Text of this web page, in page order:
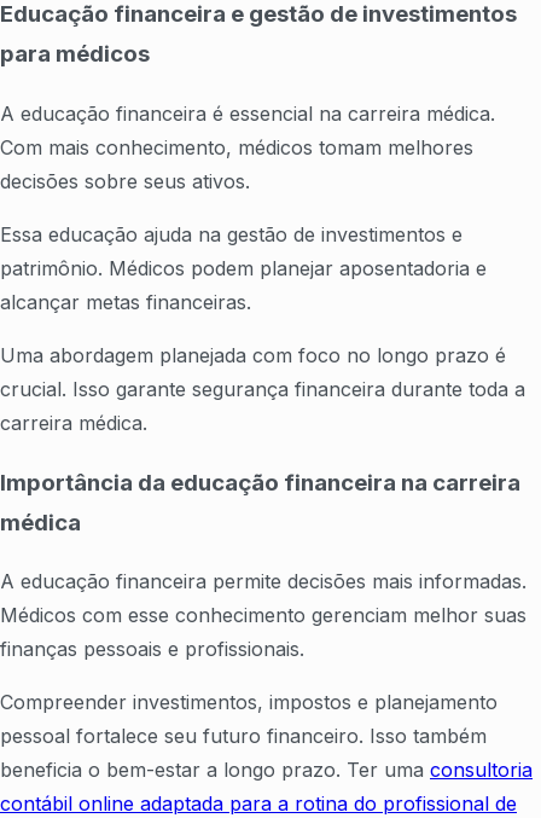
Educação financeira e gestão de investimentos
para médicos
A educação financeira é essencial na carreira médica.
Com mais conhecimento, médicos tomam melhores
decisões sobre seus ativos.
Essa educação ajuda na gestão de investimentos e
patrimônio. Médicos podem planejar aposentadoria e
alcançar metas financeiras.
Uma abordagem planejada com foco no longo prazo é
crucial. Isso garante segurança financeira durante toda a
carreira médica.
Importância da educação financeira na carreira
médica
A educação financeira permite decisões mais informadas.
Médicos com esse conhecimento gerenciam melhor suas
finanças pessoais e profissionais.
Compreender investimentos, impostos e planejamento
pessoal fortalece seu futuro financeiro. Isso também
beneficia o bem-estar a longo prazo. Ter uma consultoria
contábil online adaptada para a rotina do profissional de